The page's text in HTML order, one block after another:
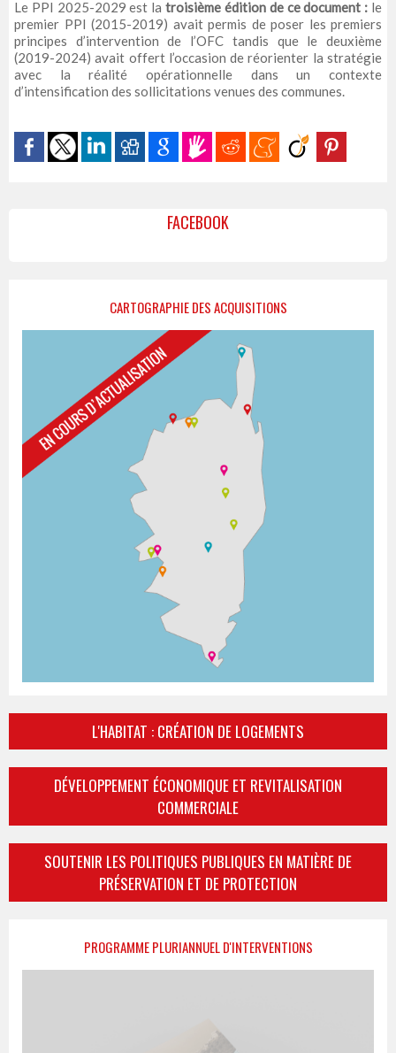
Le PPI 2025-2029 est latroisième édition de ce document : le
premier PPI (2015-2019) avait permis de poser les premiers
principes d’intervention de l’OFC tandis que le deuxième
(2019-2024) avait offert l’occasion de réorienter la stratégie
avec la réalité opérationnelle dans un contexte
d’intensification des sollicitations venues des communes.
FACEBOOK
CARTOGRAPHIE DES ACQUISITIONS
L'HABITAT : CRÉATION DE LOGEMENTS
DÉVELOPPEMENT ÉCONOMIQUE ET REVITALISATION
COMMERCIALE
SOUTENIR LES POLITIQUES PUBLIQUES EN MATIÈRE DE
PRÉSERVATION ET DE PROTECTION
PROGRAMME PLURIANNUEL D'INTERVENTIONS